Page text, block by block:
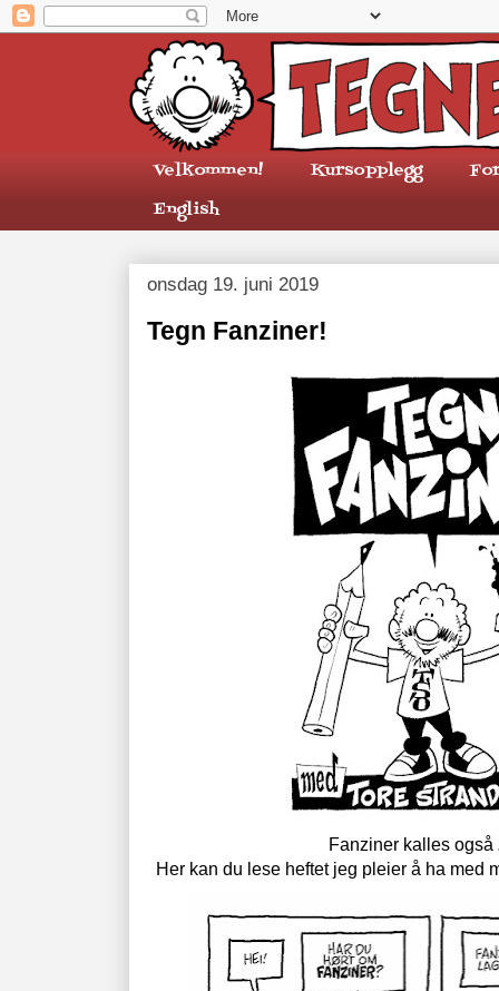
Velkommen! Kursopplegg
English
onsdag 19. juni 2019
Tegn Fanziner!
Fanziner kalles også
Her kan du lese heftet jeg pleier å ha med